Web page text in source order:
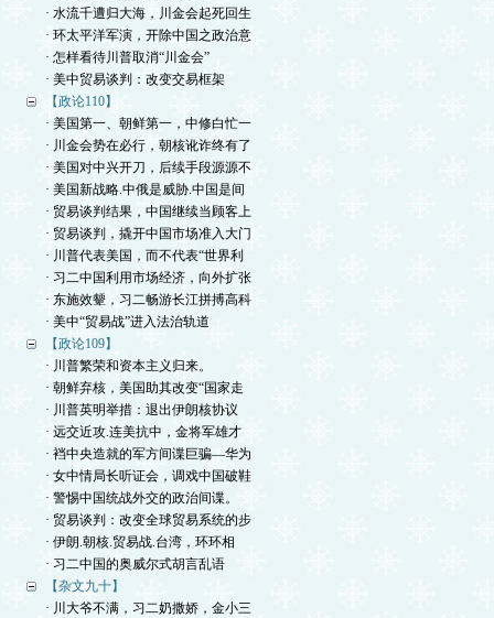
· 水流千遭归大海，川金会起死回生
· 环太平洋军演，开除中国之政治意
· 怎样看待川普取消“川金会”
· 美中贸易谈判：改变交易框架
【政论110】
· 美国第一、朝鲜第一，中修白忙一
· 川金会势在必行，朝核讹诈终有了
· 美国对中兴开刀，后续手段源源不
· 美国新战略.中俄是威胁.中国是间
· 贸易谈判结果，中国继续当顾客上
· 贸易谈判，撬开中国市场准入大门
· 川普代表美国，而不代表“世界利
· 习二中国利用市场经济，向外扩张
· 东施效颦，习二畅游长江拼搏高科
· 美中“贸易战”进入法治轨道
【政论109】
· 川普繁荣和资本主义归来。
· 朝鲜弃核，美国助其改变“国家走
· 川普英明举措：退出伊朗核协议
· 远交近攻.连美抗中，金将军雄才
· 裆中央造就的军方间谍巨骗—华为
· 女中情局长听证会，调戏中国破鞋
· 警惕中国统战外交的政治间谍。
· 贸易谈判：改变全球贸易系统的步
· 伊朗.朝核.贸易战.台湾，环环相
· 习二中国的奥威尔式胡言乱语
【杂文九十】
· 川大爷不满，习二奶撒娇，金小三